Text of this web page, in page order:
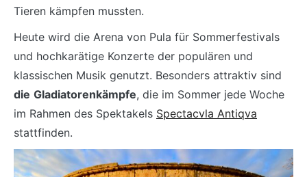
Tieren kämpfen mussten.
Heute wird die Arena von Pula für Sommerfestivals
und hochkarätige Konzerte der populären und
klassischen Musik genutzt. Besonders attraktiv sind
die Gladiatorenkämpfe, die im Sommer jede Woche
im Rahmen des Spektakels Spectacvla Antiqva
stattfinden.